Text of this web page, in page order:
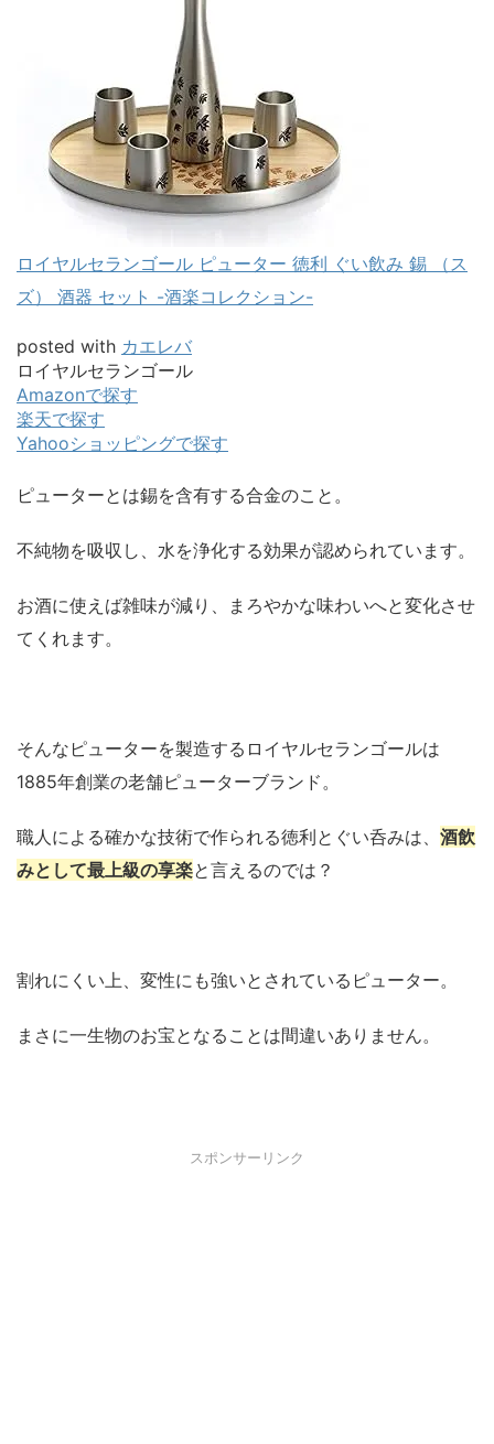
ロイヤルセランゴール ピューター 徳利 ぐい飲み 錫 （ス
ズ） 酒器 セット -酒楽コレクション-
posted with カエレバ
ロイヤルセランゴール
Amazonで探す
楽天で探す
Yahooショッピングで探す
ピューターとは錫を含有する合金のこと。
不純物を吸収し、水を浄化する効果が認められています。
お酒に使えば雑味が減り、まろやかな味わいへと変化させ
てくれます。
そんなピューターを製造するロイヤルセランゴールは
1885年創業の老舗ピューターブランド。
職人による確かな技術で作られる徳利とぐい呑みは、 酒飲
みとして最上級の享楽と言えるのでは？
割れにくい上、変性にも強いとされているピューター。
まさに一生物のお宝となることは間違いありません。
スポンサーリンク